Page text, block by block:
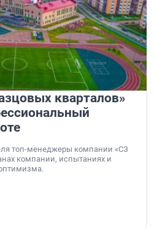
кварталов»
топ-менеджеры компании «СЗ
компании, испытаниях и